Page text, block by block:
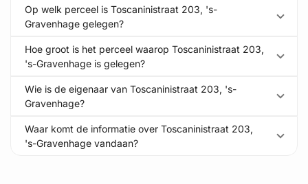
Op welk perceel is Toscaninistraat 203, 's-
Gravenhage gelegen?
Hoe groot is het perceel waarop Toscaninistraat 203,
's-Gravenhage is gelegen?
Wie is de eigenaar van Toscaninistraat 203, 's-
Gravenhage?
Waar komt de informatie over Toscaninistraat 203,
's-Gravenhage vandaan?